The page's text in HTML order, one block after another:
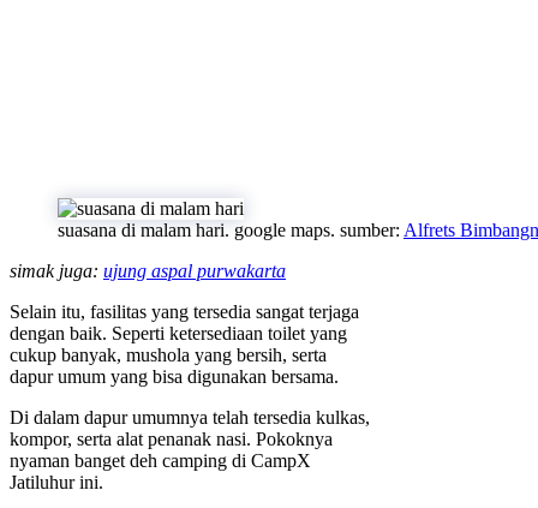
suasana di malam hari. google maps. sumber: Alfrets
simak juga: ujung aspal purwakarta
Selain itu, fasilitas yang tersedia sangat terjaga
dengan baik. Seperti ketersediaan toilet yang
cukup banyak, mushola yang bersih, serta
dapur umum yang bisa digunakan bersama.
Di dalam dapur umumnya telah tersedia kulkas,
kompor, serta alat penanak nasi. Pokoknya
nyaman banget deh camping di CampX
Jatiluhur ini.